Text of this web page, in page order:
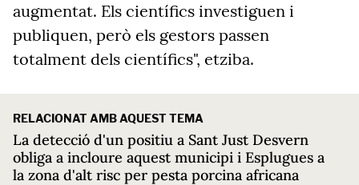
augmentat. Els científics investiguen i
publiquen, però els gestors passen
totalment dels científics", etziba.
RELACIONAT AMB AQUEST TEMA
La detecció d'un positiu a Sant Just Desvern
obliga a incloure aquest municipi i Esplugues a
la zona d'alt risc per pesta porcina africana